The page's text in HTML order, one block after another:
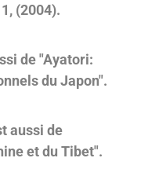
(2004).
de"Ayatori:
du Japon".
aussi de
et du Tibet".